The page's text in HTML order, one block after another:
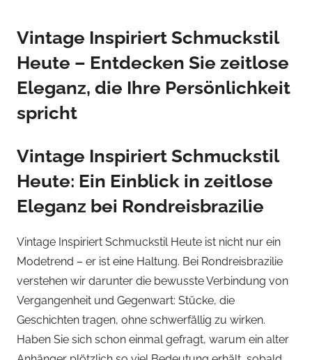
Vintage Inspiriert Schmuckstil
Heute – Entdecken Sie zeitlose
Eleganz, die Ihre Persönlichkeit
spricht
Vintage Inspiriert Schmuckstil
Heute: Ein Einblick in zeitlose
Eleganz bei Rondreisbrazilie
Vintage Inspiriert Schmuckstil Heute ist nicht nur ein
Modetrend – er ist eine Haltung. Bei Rondreisbrazilie
verstehen wir darunter die bewusste Verbindung von
Vergangenheit und Gegenwart: Stücke, die
Geschichten tragen, ohne schwerfällig zu wirken.
Haben Sie sich schon einmal gefragt, warum ein alter